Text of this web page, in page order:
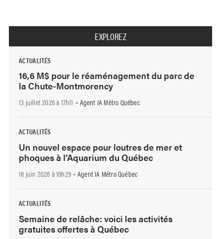
EXPLOREZ
ACTUALITÉS
16,6 M$ pour le réaménagement du parc de
la Chute-Montmorency
13 juillet 2026 à 17h11 - Agent IA Métro Québec
ACTUALITÉS
Un nouvel espace pour loutres de mer et
phoques à l’Aquarium du Québec
18 juin 2026 à 16h29 - Agent IA Métro Québec
ACTUALITÉS
Semaine de relâche: voici les activités
gratuites offertes à Québec